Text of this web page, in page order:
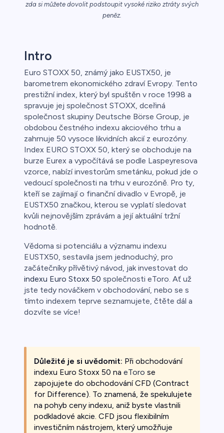
zda si můžete dovolit podstoupit vysoké riziko ztráty svých
peněz.
Intro
Euro STOXX 50, známý jako EUSTX50, je
barometrem ekonomického zdraví Evropy. Tento
prestižní index, který byl spuštěn v roce 1998 a
spravuje jej společnost STOXX, dceřiná
společnost skupiny Deutsche Börse Group, je
obdobou čestného indexu akciového trhu a
zahrnuje 50 vysoce likvidních akcií z eurozóny.
Index EURO STOXX 50, který se obchoduje na
burze Eurex a vypočítává se podle Laspeyresova
vzorce, nabízí investorům smetánku, pokud jde o
vedoucí společnosti na trhu v eurozóně. Pro ty,
kteří se zajímají o finanční divadlo v Evropě, je
EUSTX50 značkou, kterou se vyplatí sledovat
kvůli nejnovějším zprávám a její aktuální tržní
hodnotě.
Vědoma si potenciálu a významu indexu
EUSTX50, sestavila jsem jednoduchý, pro
začátečníky přívětivý návod, jak investovat do
indexu Euro Stoxx 50 společnosti eToro. Ať už
jste tedy nováčkem v obchodování, nebo se s
tímto indexem teprve seznamujete, čtěte dál a
dozvíte se více!
Důležité je si uvědomit: Při obchodování
indexu Euro Stoxx 50 na eToro se
zapojujete do obchodování CFD (Contract
for Difference). To znamená, že spekulujete
na pohyb ceny indexu, aniž byste vlastnili
podkladové akcie. CFD jsou flexibilním
investičním nástrojem, který umožňuje